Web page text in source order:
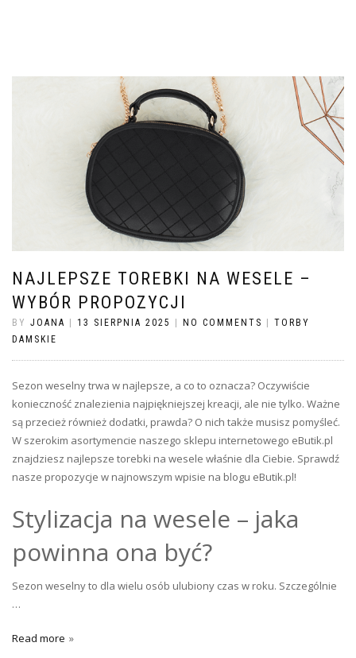
NAJLEPSZE TOREBKI NA WESELE –
WYBÓR PROPOZYCJI
BY JOANA 13 SIERPNIA 2025 NO COMMENTS
TORBY
DAMSKIE
Sezon weselny trwa w najlepsze, a co to oznacza? Oczywiście
konieczność znalezienia najpiękniejszej kreacji, ale nie tylko. Ważne
są przecież również dodatki, prawda? O nich także musisz pomyśleć.
W szerokim asortymencie naszego sklepu internetowego eButik.pl
znajdziesz najlepsze torebki na wesele właśnie dla Ciebie. Sprawdź
nasze propozycje w najnowszym wpisie na blogu eButik.pl!
Stylizacja na wesele – jaka
powinna ona być?
Sezon weselny to dla wielu osób ulubiony czas w roku. Szczególnie
…
Read more